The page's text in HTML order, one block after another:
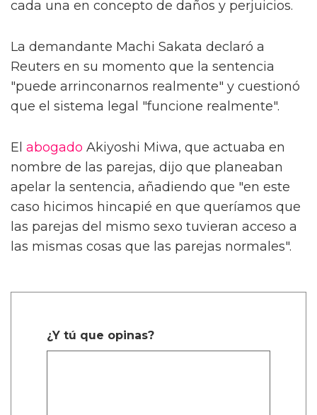
cada una en concepto de daños y perjuicios.
La demandante Machi Sakata declaró a
Reuters en su momento que la sentencia
"puede arrinconarnos realmente" y cuestionó
que el sistema legal "funcione realmente".
El abogado Akiyoshi Miwa, que actuaba en
nombre de las parejas, dijo que planeaban
apelar la sentencia, añadiendo que "en este
caso hicimos hincapié en que queríamos que
las parejas del mismo sexo tuvieran acceso a
las mismas cosas que las parejas normales".
¿Y tú que opinas?